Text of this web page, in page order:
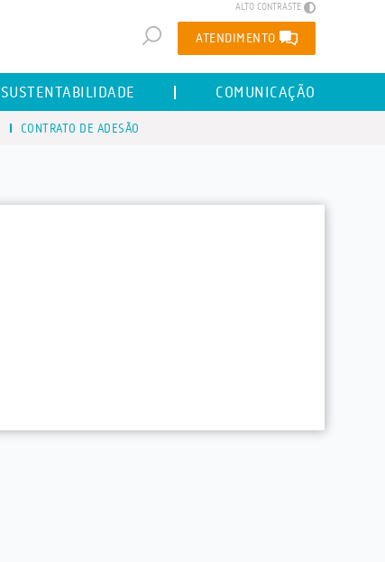
ALTO CONTRASTE
ATENDIMENTO
SUSTENTABILIDADE COMUNICAÇÃO
CONTRATO DE ADESÃO